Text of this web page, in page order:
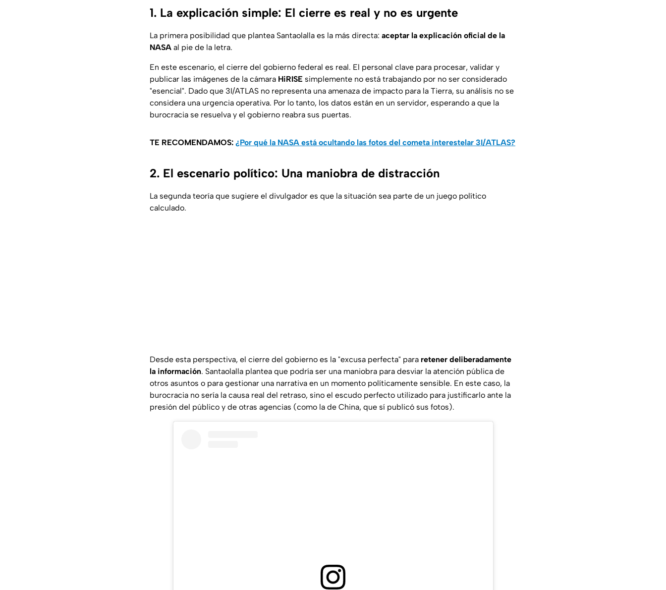
1. La explicación simple: El cierre es real y no es urgente
La primera posibilidad que plantea Santaolalla es la más directa: aceptar la explicación oficial de la
NASA al pie de la letra.
En este escenario, el cierre del gobierno federal es real. El personal clave para procesar, validar y
publicar las imágenes de la cámara HiRISE simplemente no está trabajando por no ser considerado
"esencial". Dado que 3I/ATLAS no representa una amenaza de impacto para la Tierra, su análisis no se
considera una urgencia operativa. Por lo tanto, los datos están en un servidor, esperando a que la
burocracia se resuelva y el gobierno reabra sus puertas.
TE RECOMENDAMOS: ¿Por qué la NASA está ocultando las fotos del cometa interestelar 3I/ATLAS?
2. El escenario político: Una maniobra de distracción
La segunda teoría que sugiere el divulgador es que la situación sea parte de un juego político
calculado.
Desde esta perspectiva, el cierre del gobierno es la "excusa perfecta" para retener deliberadamente
la información. Santaolalla plantea que podría ser una maniobra para desviar la atención pública de
otros asuntos o para gestionar una narrativa en un momento políticamente sensible. En este caso, la
burocracia no sería la causa real del retraso, sino el escudo perfecto utilizado para justificarlo ante la
presión del público y de otras agencias (como la de China, que sí publicó sus fotos).